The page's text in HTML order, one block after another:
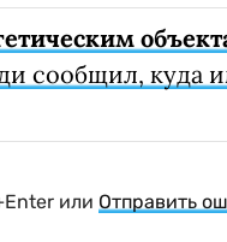
сообщил, куда
или Отправить